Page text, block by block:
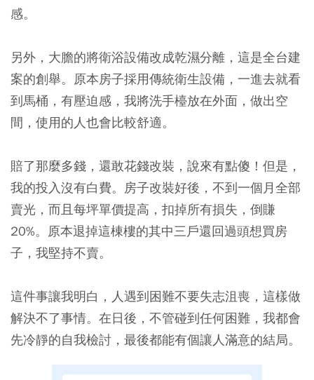
感。
另外，大膽的將衛浴設備改成乾濕分離，這是全台建
案的創舉。原本房子採用傳統衛生設備，一進去就看
到馬桶，有壓迫感，我將洗手檯放在外面，做出空
間，使用的人也會比較舒適。
賠了那麼多錢，還敢花錢改裝，說來有點傻！但是，
我的投入沒有白費。房子改裝好後，不到一個月全部
賣光，而且每坪單價提高，扣掉所有損失，倒賺
20%。原本退掉這棟樓的其中三戶還回過頭想買房
子，我堅持不賣。
這件事讓我明白，人遇到困難不要失志沮喪，這樣做
解決不了事情。在日後，不管碰到任何困難，我都會
先冷靜的自我檢討，最後都能有個讓人滿意的結局。